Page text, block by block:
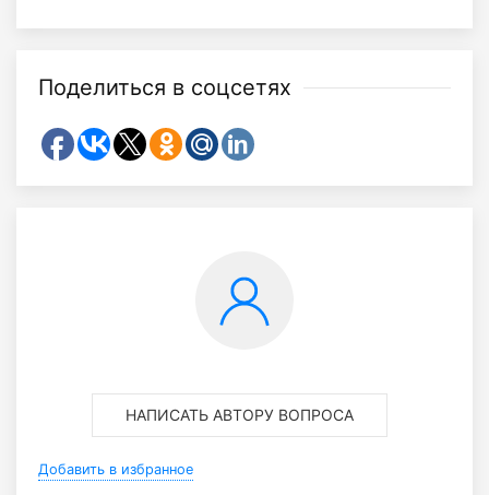
Поделиться в соцсетях
НАПИСАТЬ АВТОРУ ВОПРОСА
Добавить в избранное